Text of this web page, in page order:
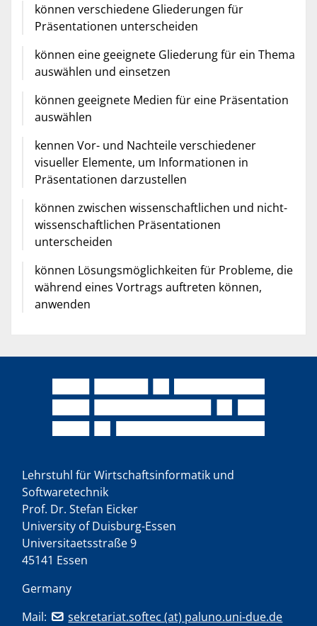
können verschiedene Gliederungen für
Präsentationen unterscheiden
können eine geeignete Gliederung für ein Thema
auswählen und einsetzen
können geeignete Medien für eine Präsentation
auswählen
kennen Vor- und Nachteile verschiedener
visueller Elemente, um Informationen in
Präsentationen darzustellen
können zwischen wissenschaftlichen und nicht-
wissenschaftlichen Präsentationen
unterscheiden
können Lösungsmöglichkeiten für Probleme, die
während eines Vortrags auftreten können,
anwenden
Lehrstuhl für Wirtschaftsinformatik und
Softwaretechnik
Prof. Dr. Stefan Eicker
University of Duisburg-Essen
Universitaetsstraße 9
45141 Essen
Germany
Mail:
sekretariat.softec (at) paluno.uni-due.de